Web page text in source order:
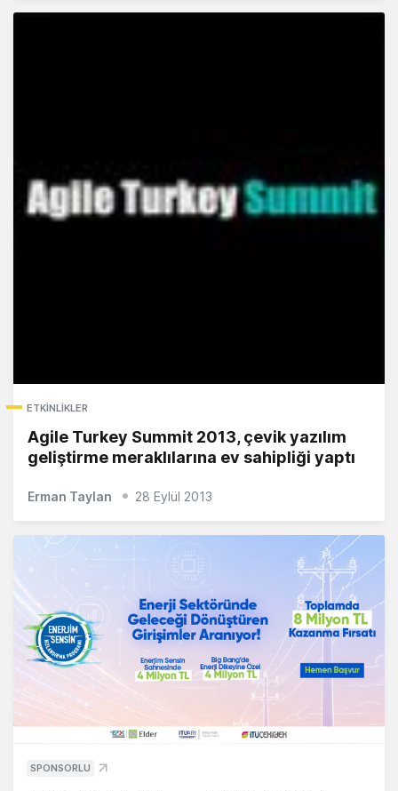
ETKINLIKLER
Agile Turkey Summit 2013, çevik yazılım
geliştirme meraklılarına ev sahipliği yaptı
Erman Taylan 28 Eylül 2013
SPONSORLU